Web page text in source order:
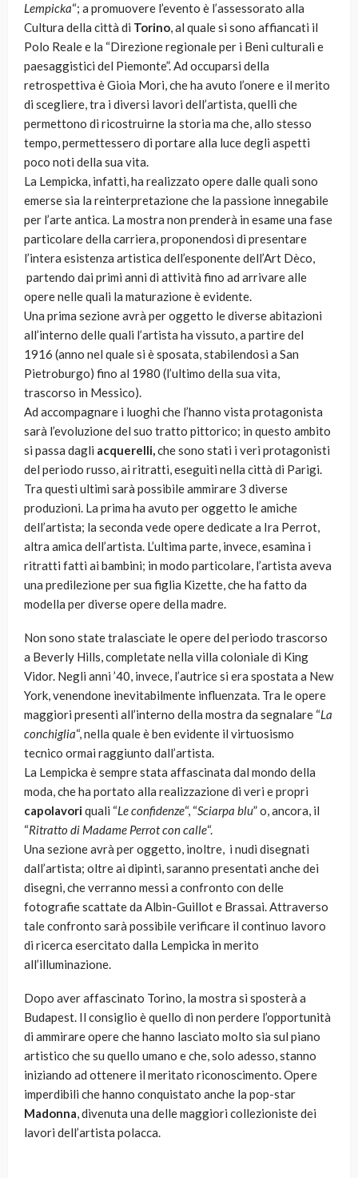
Lempicka“; a promuovere l’evento è l’assessorato alla
Cultura della città di Torino, al quale si sono affiancati il
Polo Reale e la “Direzione regionale per i Beni culturali e
paesaggistici del Piemonte”. Ad occuparsi della
retrospettiva è Gioia Mori, che ha avuto l’onere e il merito
di scegliere, tra i diversi lavori dell’artista, quelli che
permettono di ricostruirne la storia ma che, allo stesso
tempo, permettessero di portare alla luce degli aspetti
poco noti della sua vita.
La Lempicka, infatti, ha realizzato opere dalle quali sono
emerse sia la reinterpretazione che la passione innegabile
per l’arte antica. La mostra non prenderà in esame una fase
particolare della carriera, proponendosi di presentare
l’intera esistenza artistica dell’esponente dell’Art Dèco,
partendo dai primi anni di attività fino ad arrivare alle
opere nelle quali la maturazione è evidente.
Una prima sezione avrà per oggetto le diverse abitazioni
all’interno delle quali l’artista ha vissuto, a partire del
1916 (anno nel quale si è sposata, stabilendosi a San
Pietroburgo) fino al 1980 (l’ultimo della sua vita,
trascorso in Messico).
Ad accompagnare i luoghi che l’hanno vista protagonista
sarà l’evoluzione del suo tratto pittorico; in questo ambito
si passa dagli acquerelli,che sono stati i veri protagonisti
del periodo russo, ai ritratti, eseguiti nella città di Parigi.
Tra questi ultimi sarà possibile ammirare 3 diverse
produzioni. La prima ha avuto per oggetto le amiche
dell’artista; la seconda vede opere dedicate a Ira Perrot,
altra amica dell’artista. L’ultima parte, invece, esamina i
ritratti fatti ai bambini; in modo particolare, l’artista aveva
una predilezione per sua figlia Kizette, che ha fatto da
modella per diverse opere della madre.
Non sono state tralasciate le opere del periodo trascorso
a Beverly Hills, completate nella villa coloniale di King
Vidor. Negli anni ’40, invece, l’autrice si era spostata a New
York, venendone inevitabilmente influenzata. Tra le opere
maggiori presenti all’interno della mostra da segnalare “La
conchiglia“, nella quale è ben evidente il virtuosismo
tecnico ormai raggiunto dall’artista.
La Lempicka è sempre stata affascinata dal mondo della
moda, che ha portato alla realizzazione di veri e propri
capolavoriquali “Le confidenze“, “Sciarpa blu” o, ancora, il
“Ritratto di Madame Perrot con calle“.
Una sezione avrà per oggetto, inoltre, i nudi disegnati
dall’artista; oltre ai dipinti, saranno presentati anche dei
disegni, che verranno messi a confronto con delle
fotografie scattate da Albin-Guillot e Brassai. Attraverso
tale confronto sarà possibile verificare il continuo lavoro
di ricerca esercitato dalla Lempicka in merito
all’illuminazione.
Dopo aver affascinato Torino, la mostra si sposterà a
Budapest. Il consiglio è quello di non perdere l’opportunità
di ammirare opere che hanno lasciato molto sia sul piano
artistico che su quello umano e che, solo adesso, stanno
iniziando ad ottenere il meritato riconoscimento. Opere
imperdibili che hanno conquistato anche la pop-star
Madonna, divenuta una delle maggiori collezioniste dei
lavori dell’artista polacca.